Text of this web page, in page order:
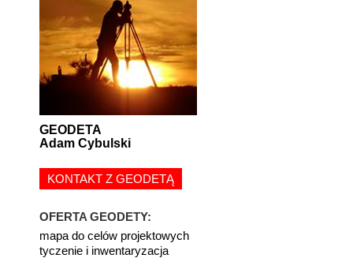
GEODETA
Adam Cybulski
KONTAKT Z GEODETĄ
OFERTA GEODETY:
mapa do celów projektowych
tyczenie i inwentaryzacja